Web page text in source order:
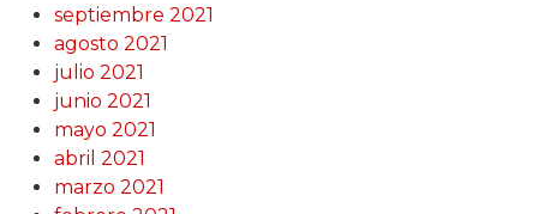
septiembre 2021
agosto 2021
julio 2021
junio 2021
mayo 2021
abril 2021
marzo 2021